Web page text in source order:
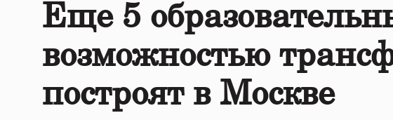
Еще 5
возможностью
построят в Москве